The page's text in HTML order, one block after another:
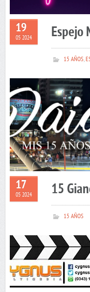
19
05 2024 Espejo
15 AÑOS,
17
05 2024 15
15 AÑOS